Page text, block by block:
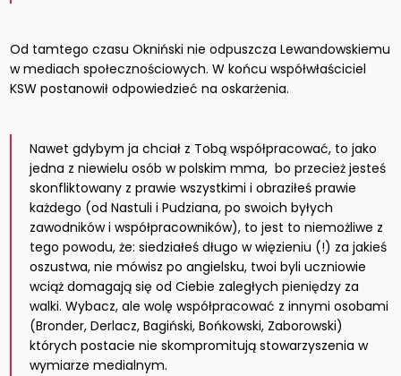
Od tamtego czasu Okniński nie odpuszcza Lewandowskiemu
w mediach społecznościowych. W końcu współwłaściciel
KSW postanowił odpowiedzieć na oskarżenia.
Nawet gdybym ja chciał z Tobą współpracować, to jako
jedna z niewielu osób w polskim mma, bo przecież jesteś
skonfliktowany z prawie wszystkimi i obraziłeś prawie
każdego (od Nastuli i Pudziana, po swoich byłych
zawodników i współpracowników), to jest to niemożliwe z
tego powodu, że: siedziałeś długo w więzieniu (!) za jakieś
oszustwa, nie mówisz po angielsku, twoi byli uczniowie
wciąż domagają się od Ciebie zaległych pieniędzy za
walki. Wybacz, ale wolę współpracować z innymi osobami
(Bronder, Derlacz, Bagiński, Bońkowski, Zaborowski)
których postacie nie skompromitują stowarzyszenia w
wymiarze medialnym.